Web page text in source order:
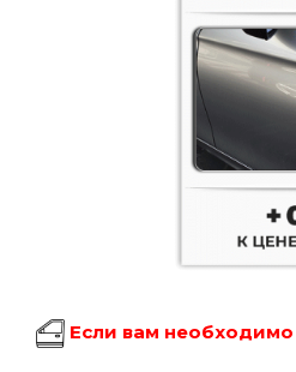
Если вам необходимо